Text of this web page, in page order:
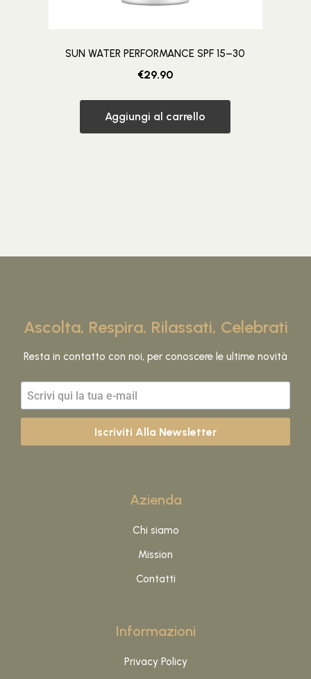
SUN WATER PERFORMANCE SPF 15–30
€29.90
Aggiungi al carrello
Ascolta, Respira, Rilassati, Celebrati
Resta in contatto con noi, per conoscere le ultime novità
Iscriviti Alla Newsletter
Azienda
Chi siamo
Mission
Contatti
Informazioni
Privacy Policy